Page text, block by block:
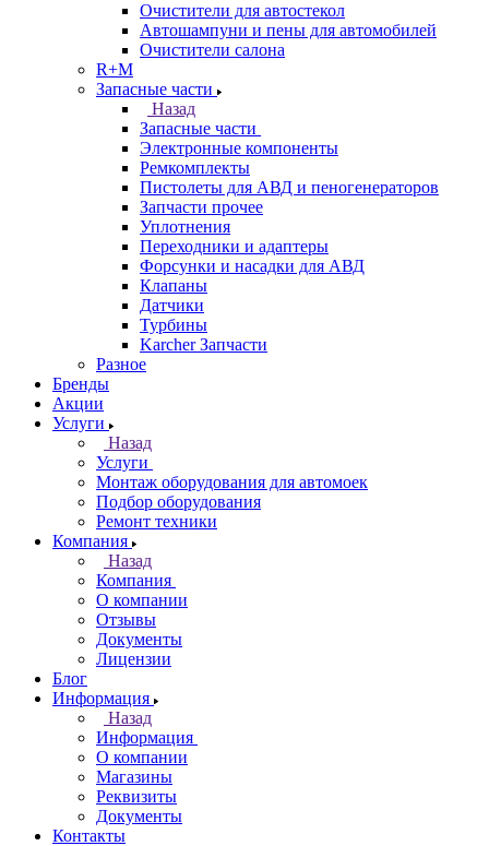
Очистители для автостекол
Автошампуни и пены для автомобилей
Очистители салона
R+M
Запасные части
Назад
Запасные части
Электронные компоненты
Ремкомплекты
Пистолеты для АВД и пеногенераторов
Запчасти прочее
Уплотнения
Переходники и адаптеры
Форсунки и насадки для АВД
Клапаны
Датчики
Турбины
Karcher Запчасти
Разное
Бренды
Акции
Услуги
Назад
Услуги
Монтаж оборудования для автомоек
Подбор оборудования
Ремонт техники
Компания
Назад
Компания
О компании
Отзывы
Документы
Лицензии
Блог
Информация
Назад
Информация
О компании
Магазины
Реквизиты
Документы
Контакты